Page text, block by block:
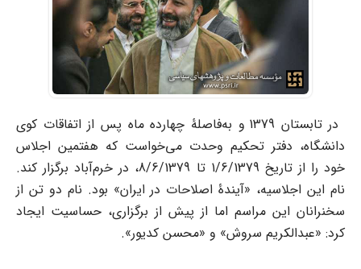
در تابستان 1379 و به‌فاصلۀ چهارده ماه پس از اتفاقات کوی
دانشگاه، دفتر تحکیم وحدت می‌خواست که هفتمین اجلاس
خود را از تاریخ 1/6/1379 تا 8/6/1379، در خرم‌آباد برگزار کند.
نام این اجلاسیه، «آیندۀ اصلاحات در ایران» بود. نام دو تن از
سخنرانان این مراسم اما از پیش از برگزاری، حساسیت ایجاد
کرد: «عبدالکریم سروش» و «محسن کدیور».